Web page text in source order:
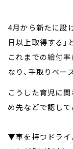
4月から新たに設
日以上取得する」
これまでの給付
なり、手取りベー
こうした育児に
め先などで認して
▼車を持つドライ